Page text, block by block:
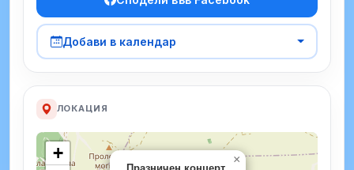
Добави в календар
ЛОКАЦИЯ
Празничен концерт
×
+